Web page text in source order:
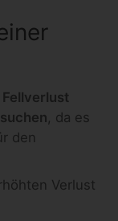
, da es
den
Verlust